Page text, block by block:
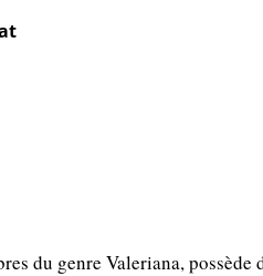
du genre Valeriana, possède